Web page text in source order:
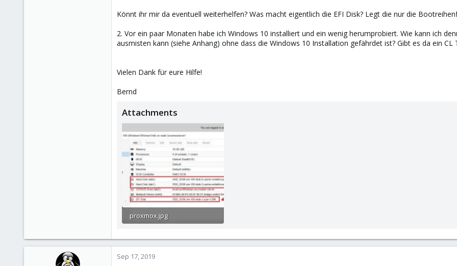
Könnt ihr mir da eventuell weiterhelfen? Was macht eigentlich die EFI Disk? Legt die nur die
2. Vor ein paar Monaten habe ich Windows 10 installiert und ein wenig herumprobiert. Wie kann ich
ausmisten kann (siehe Anhang) ohne dass die Windows 10 Installation gefährdet ist? Gibt es da ein CL
Vielen Dank für eure Hilfe!
Bernd
Attachments
proxmox.jpg
Sep 17, 2019